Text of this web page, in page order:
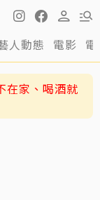
人動態 電影
在家、喝酒就